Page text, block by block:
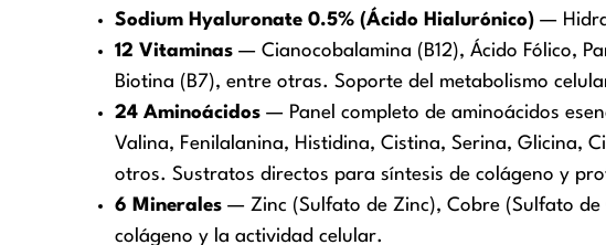
Sodium Hyaluronate 0.5% (Ácido Hialurónico) —
12 Vitaminas — Cianocobalamina (B12), Ácido Fólico,
Biotina (B7), entre otras. Soporte del metabolismo
24 Aminoácidos — Panel completo de aminoácidos
Valina, Fenilalanina, Histidina, Cistina, Serina, Glicina,
otros. Sustratos directos para síntesis de colágeno y
6 Minerales — Zinc (Sulfato de Zinc), Cobre (Sulfato de
colágeno y la actividad celular.